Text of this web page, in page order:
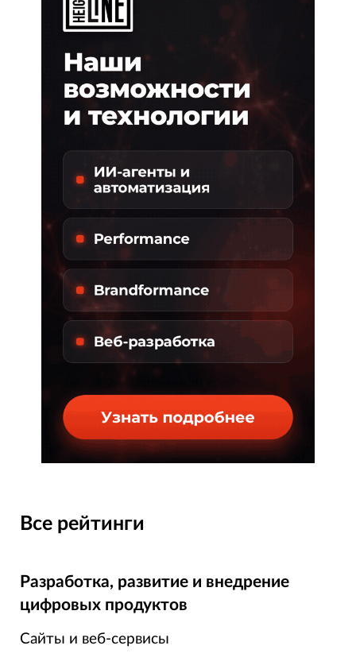
Все рейтинги
Разработка, развитие и внедрение
цифровых продуктов
Сайты и веб-сервисы